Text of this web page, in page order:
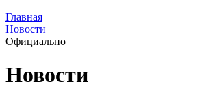
Главная
Новости
Официально
Новости